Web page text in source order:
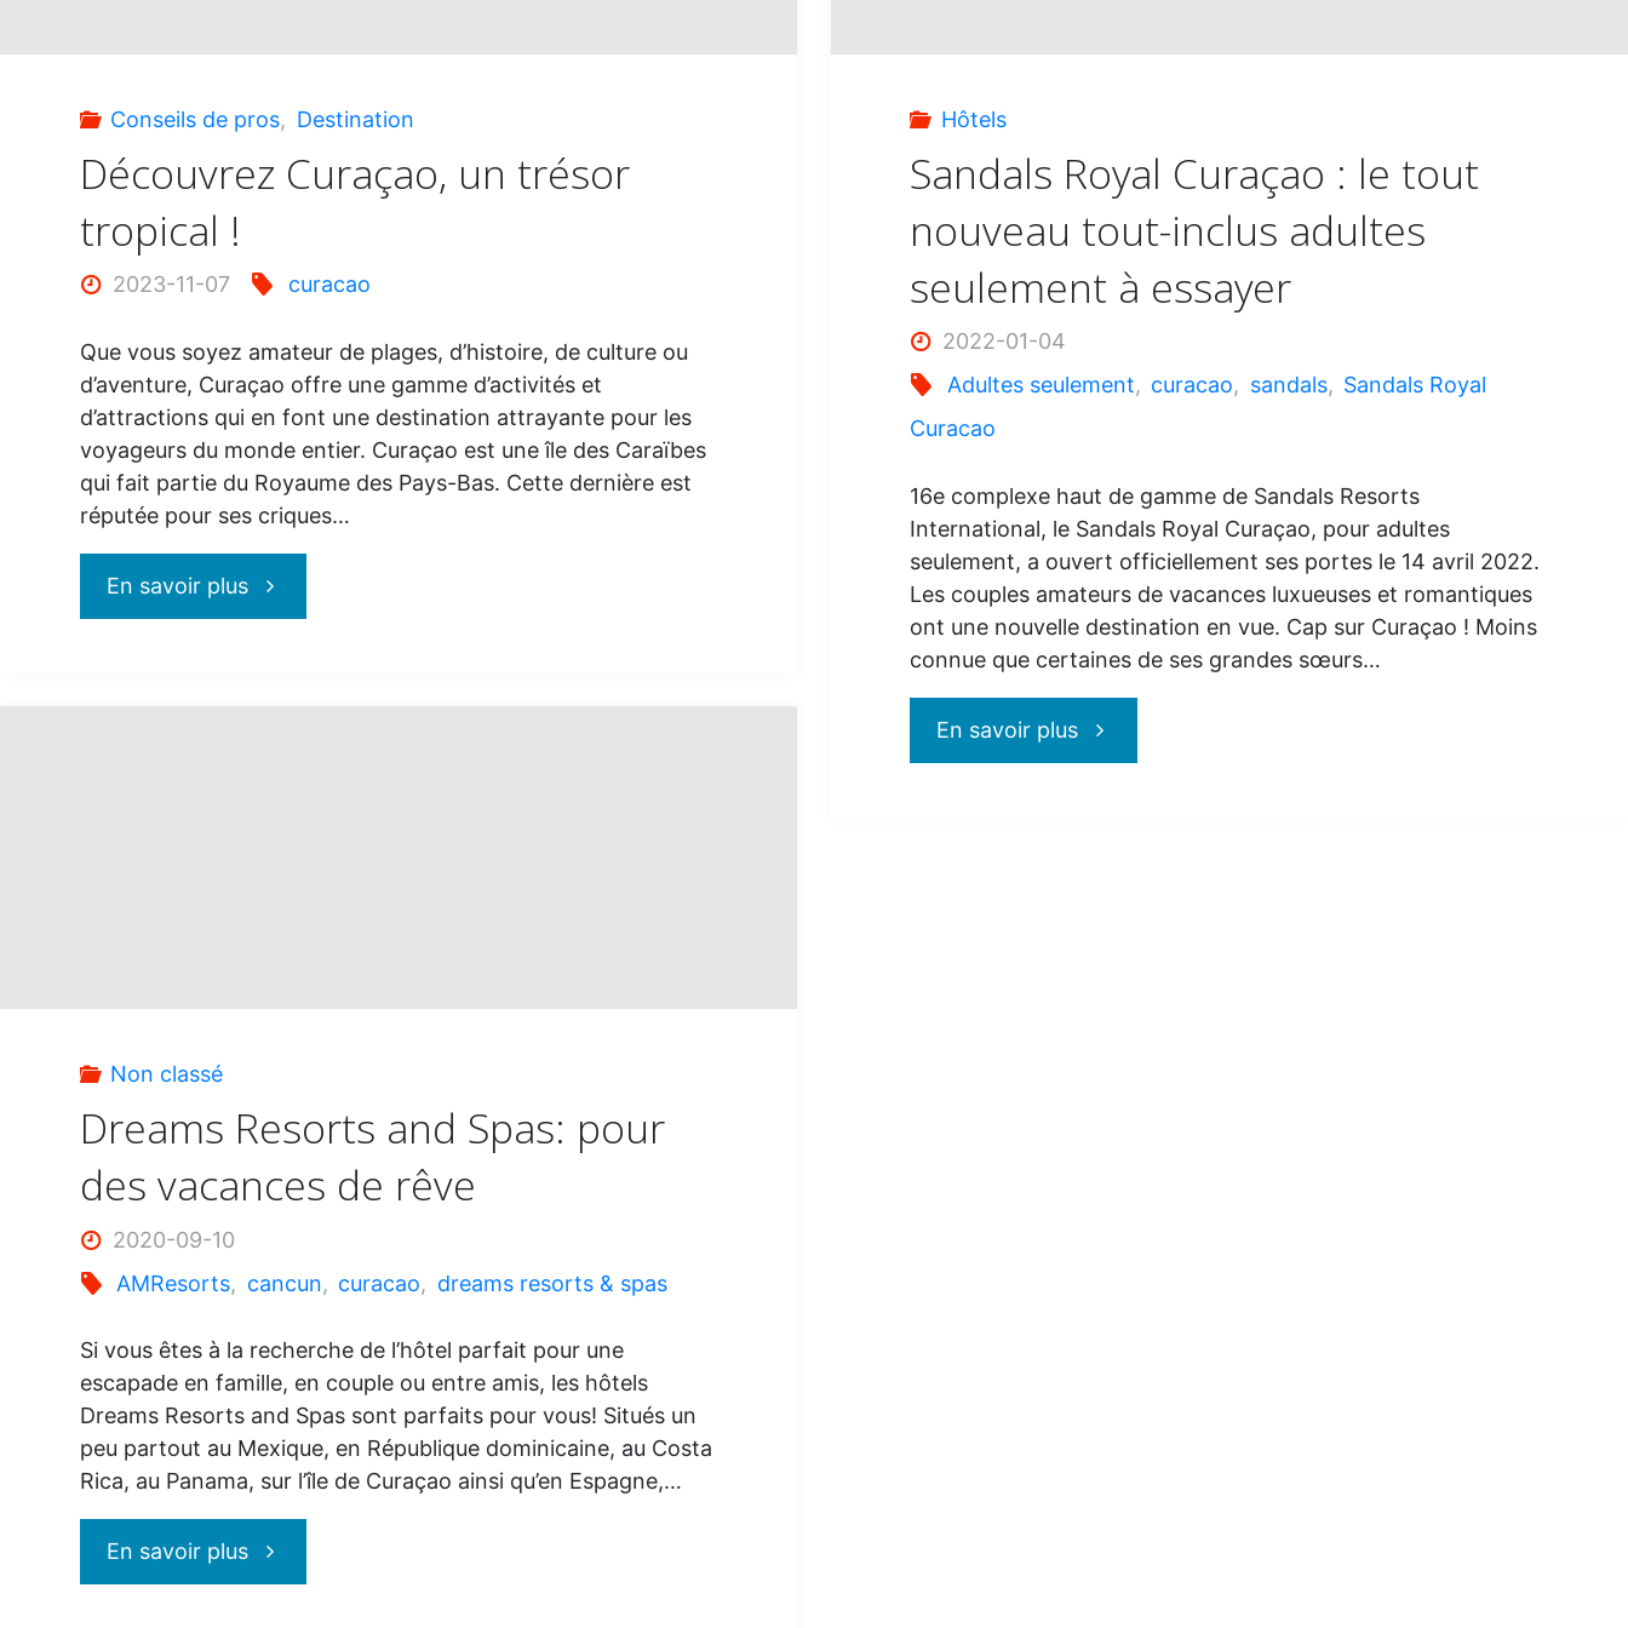
Conseils de pros, Destination
Découvrez Curaçao, un trésor
tropical !
2023-11-07 curacao
Que vous soyez amateur de plages, d’histoire, de culture ou
d’aventure, Curaçao offre une gamme d’activités et
d’attractions qui en font une destination attrayante pour les
voyageurs du monde entier. Curaçao est une île des Caraïbes
qui fait partie du Royaume des Pays-Bas. Cette dernière est
réputée pour ses criques…
En savoir plus"Découvrez
Hôtels
Sandals Royal Curaçao : le tout
nouveau tout-inclus adultes
seulement à essayer
2022-01-04
Adultes seulement, curacao, sandals, Sandals Royal
Curacao
16e complexe haut de gamme de Sandals Resorts
International, le Sandals Royal Curaçao, pour adultes
seulement, a ouvert officiellement ses portes le 14 avril 2022.
Les couples amateurs de vacances luxueuses et romantiques
ont une nouvelle destination en vue. Cap sur Curaçao ! Moins
connue que certaines de ses grandes sœurs…
En savoir plus"Sandals
Non classé
Dreams Resorts and Spas: pour
des vacances de rêve
2020-09-10
AMResorts, cancun, curacao, dreams resorts & spas
Si vous êtes à la recherche de l’hôtel parfait pour une
escapade en famille, en couple ou entre amis, les hôtels
Dreams Resorts and Spas sont parfaits pour vous! Situés un
peu partout au Mexique, en République dominicaine, au Costa
Rica, au Panama, sur l’île de Curaçao ainsi qu’en Espagne,…
En savoir plus"Dreams